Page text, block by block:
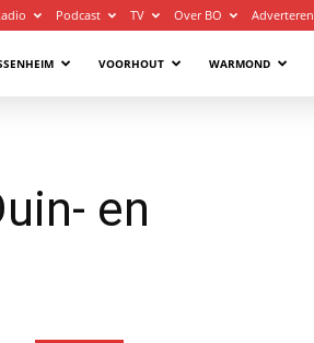
Podcast TV Over BO Adverteren
VOORHOUT WARMOND
en